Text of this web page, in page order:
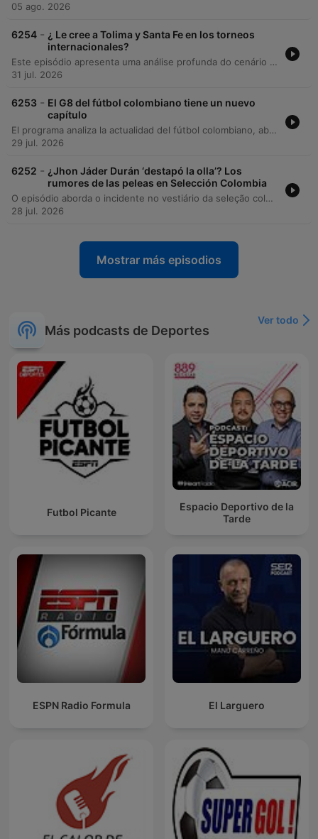
05 ago. 2026
6254 - ¿ Le cree a Tolima y Santa Fe en los torneos
internacionales?
Este episódio apresenta uma análise profunda do cenário futebolístico colombiano, abordando o desempenho de clubes como Santa Fe, Tolima e Millonarios em torneios nacionais e sul-americanos. Os comentaristas debatem a situação de treinadores, o impacto de jogadores estrangeiros e as movimentações de mercado, além de refletirem sobre o legado histórico de ícones como Franco Baresi. A discussão expande-se para o panorama internacional, cobrindo rumores de transferências de grandes craques colombianos, as incertezas sobre a privatização da Copa do Mundo pela FIFA e os desafios enfrentados por atletas em fim de carreira. O programa encerra com debates sobre a seleção colombiana, incluindo a disputa pela titularidade no gol e conquistas esportivas em outros modalidades.
31 jul. 2026
6253 - El G8 del fútbol colombiano tiene un nuevo
capítulo
El programa analiza la actualidad del fútbol colombiano, abordando desde la asamblea de la División Mayor y las tensiones por los derechos de televisión, hasta la crisis de profesionalismo en el arbitraje nacional. También se discuten temas de mercado como el valor de Davinson Sánchez y el futuro de Falcao García. Además, se repasan noticias internacionales y diversas disciplinas, incluyendo el desempeño de la selección femenina en los Juegos Centroamericanos, el ranking mundial de ligas según Opta y novedades en el béisbol y el automovilismo.
29 jul. 2026
6252 - ¿Jhon Jáder Durán ‘destapó la olla’? Los
rumores de las peleas en Selección Colombia
O episódio aborda o incidente no vestiário da seleção colombiana envolvendo Jhon Durán e o técnico Néstor Lorenzo, debatendo as consequências de sua conduta para a carreira do jogador e os impactos na gestão do elenco. A discussão explora se o atleta enfrenta um processo de autodestruição por falta de maturidade ou se é vítima de circunstâncias. Além disso, o programa analisa o cenário do futebol colombiano, desde a importância da estruturação das bases com jogadores como Cuadrado e Jerry Mina até as movimentações no mercado, incluindo a transferência de Carlos Baca para o Deportivo Cali. O debate encerra com reflexões sobre o futuro de ícones como Falcao e a situação física de jogadores como Luis Sinisterra e Juan Fernando Quintero.
28 jul. 2026
Mostrar más episodios
Más podcasts de Deportes
Ver todo
Futbol Picante
Espacio Deportivo de la
Tarde
ESPN Radio Formula El Larguero